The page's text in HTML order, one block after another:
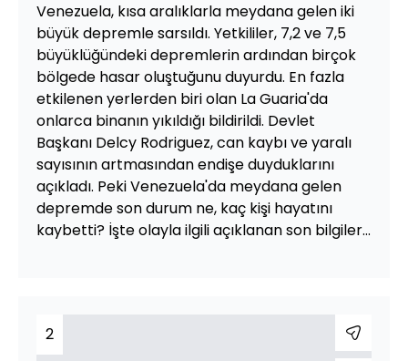
Venezuela, kısa aralıklarla meydana gelen iki
büyük depremle sarsıldı. Yetkililer, 7,2 ve 7,5
büyüklüğündeki depremlerin ardından birçok
bölgede hasar oluştuğunu duyurdu. En fazla
etkilenen yerlerden biri olan La Guaria'da
onlarca binanın yıkıldığı bildirildi. Devlet
Başkanı Delcy Rodriguez, can kaybı ve yaralı
sayısının artmasından endişe duyduklarını
açıkladı. Peki Venezuela'da meydana gelen
depremde son durum ne, kaç kişi hayatını
kaybetti? İşte olayla ilgili açıklanan son bilgiler...
2